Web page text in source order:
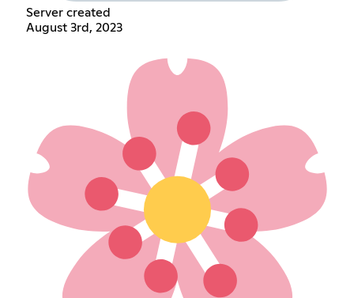
Server created
August 3rd, 2023